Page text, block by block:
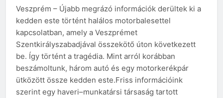
Veszprém – Újabb megrázó információk derültek ki a
kedden este történt halálos motorbalesettel
kapcsolatban, amely a Veszprémet
Szentkirályszabadjával összekötő úton következett
be. Így történt a tragédia. Mint arról korábban
beszámoltunk, három autó és egy motorkerékpár
ütközött össze kedden este.Friss információink
szerint egy haveri–munkatársi társaság tartott